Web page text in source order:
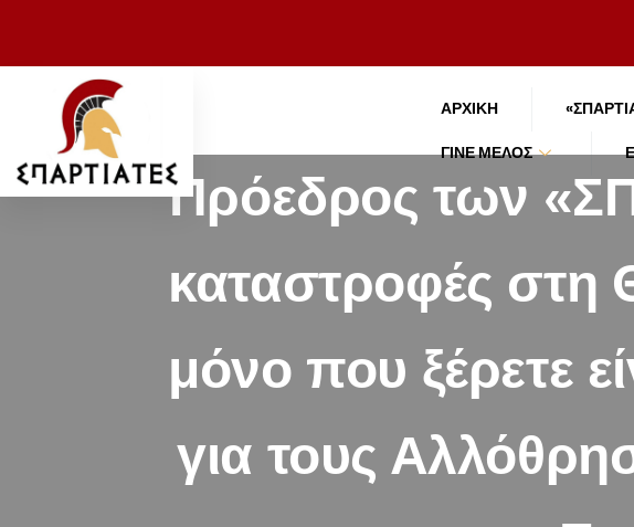
ΑΡΧΙΚΉ
ΓΊΝΕ ΜΈΛΟΣ
Πρόεδρος των
καταστροφές στη
μόνο που ξέρετε
για τους